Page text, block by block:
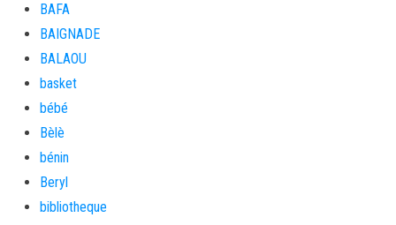
BAFA
BAIGNADE
BALAOU
basket
bébé
Bèlè
bénin
Beryl
bibliotheque